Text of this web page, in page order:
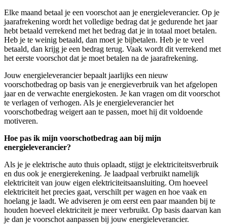
Elke maand betaal je een voorschot aan je energieleverancier. Op je
jaarafrekening wordt het volledige bedrag dat je gedurende het jaar
hebt betaald verrekend met het bedrag dat je in totaal moet betalen.
Heb je te weinig betaald, dan moet je bijbetalen. Heb je te veel
betaald, dan krijg je een bedrag terug. Vaak wordt dit verrekend met
het eerste voorschot dat je moet betalen na de jaarafrekening.
Jouw energieleverancier bepaalt jaarlijks een nieuw
voorschotbedrag op basis van je energieverbruik van het afgelopen
jaar en de verwachte energiekosten. Je kan vragen om dit voorschot
te verlagen of verhogen. Als je energieleverancier het
voorschotbedrag weigert aan te passen, moet hij dit voldoende
motiveren.
Hoe pas ik mijn voorschotbedrag aan bij mijn
energieleverancier?
Als je je elektrische auto thuis oplaadt, stijgt je elektriciteitsverbruik
en dus ook je energierekening. Je laadpaal verbruikt namelijk
elektriciteit van jouw eigen elektriciteitsaansluiting. Om hoeveel
elektriciteit het precies gaat, verschilt per wagen en hoe vaak en
hoelang je laadt. We adviseren je om eerst een paar maanden bij te
houden hoeveel elektriciteit je meer verbruikt. Op basis daarvan kan
je dan je voorschot aanpassen bij jouw energieleverancier.